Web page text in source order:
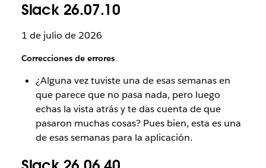
Slack 26.07.10
1 de julio de 2026
Correcciones de errores
¿Alguna vez tuviste una de esas semanas en
que parece que no pasa nada, pero luego
echas la vista atrás y te das cuenta de que
pasaron muchas cosas? Pues bien, esta es una
de esas semanas para la aplicación.